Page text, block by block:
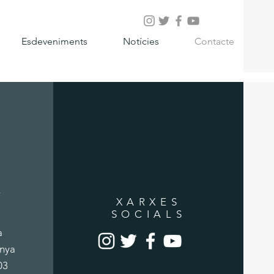
Esdeveniments Notícies Contacte
XARXES
SOCIALS